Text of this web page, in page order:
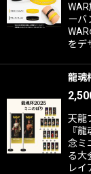
ーバ
WAR
をデ
龍魂
天龍
『
念ミ
る大
レイ